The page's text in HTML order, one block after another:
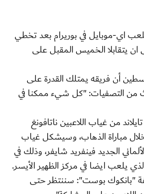
اي-موبايل في بوريرام بعد تخطي
ان يتقابلا الخميس المقبل على
أن فريقه يمتلك القدرة على
من التصفيات: "كل شيء ممكنا في
من غياب اللاعبين ناتافونغ
مباراة الذهاب، وسيشكل غياب
الجديد فينفريد شايفر، وذلك في
يلعب ايضا في مركز الظهير الأيسر.
"بانكوك بوست": سننتظر حتى